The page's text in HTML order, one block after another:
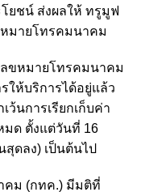
ยชน์ ส่งผลให้ ทรูมูฟ
มายโทรคมนาคม
ขหมายโทรคมนาคม
ให้บริการได้อยู่แล้ว
นการเรียกเก็บค่า
มด ตั้งแต่วันที่ 16
ดลง) เป็นต้นไป
คม (กทค.) มีมติที่